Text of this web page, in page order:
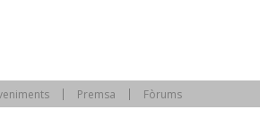
Premsa Fòrums